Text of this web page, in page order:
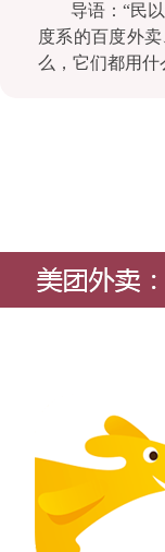
导语：“民
度系的百度外
么，它们都用什